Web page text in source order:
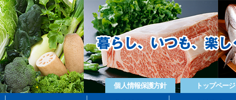
個人情報保護方針 トップページ